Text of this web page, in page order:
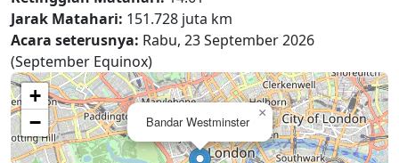
Jarak Matahari: 151.728 juta km
Acara seterusnya: Rabu, 23 September 2026
(September Equinox)
Bandar Westminster
×
+
−